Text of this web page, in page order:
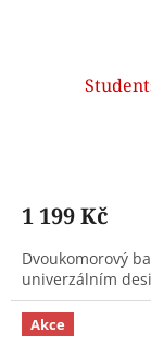
1 199 Kč
Dvoukomorový
univerzálním
Akce